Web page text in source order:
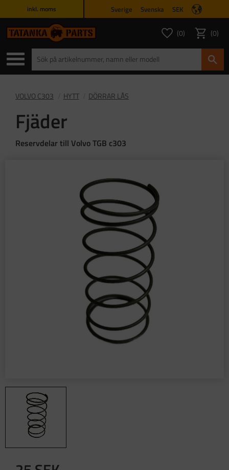
inkl. moms Sverige Svenska SEK
Favoriter
ANTAL
0 Kundvagn
0
VOLVO C303 HYTT DÖRRAR LÅS
Fjäder
Reservdelar till Volvo TGB c303